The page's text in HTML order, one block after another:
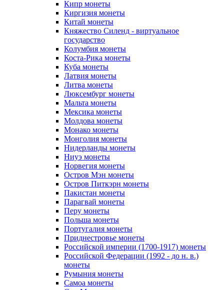
Кипр монеты
Киргизия монеты
Китай монеты
Княжество Силенд - виртуальное
государство
Колумбия монеты
Коста-Рика монеты
Куба монеты
Латвия монеты
Литва монеты
Люксембург монеты
Мальта монеты
Мексика монеты
Молдова монеты
Монако монеты
Монголия монеты
Нидерланды монеты
Ниуэ монеты
Норвегия монеты
Остров Мэн монеты
Остров Питкэрн монеты
Пакистан монеты
Парагвай монеты
Перу монеты
Польша монеты
Португалия монеты
Приднестровье монеты
Российской империи (1700-1917) монеты
Российской Федерации (1992 - до н. в.)
монеты
Румыния монеты
Самоа монеты